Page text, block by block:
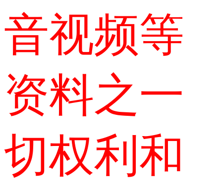
音视频等
资料之一
切权利和